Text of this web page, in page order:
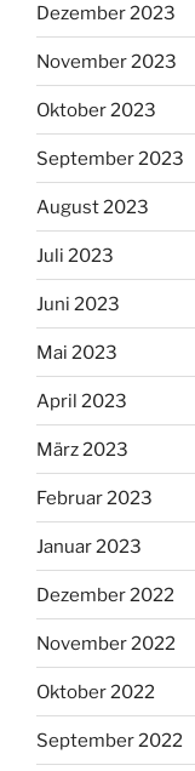
Dezember 2023
November 2023
Oktober 2023
September 2023
August 2023
Juli 2023
Juni 2023
Mai 2023
April 2023
März 2023
Februar 2023
Januar 2023
Dezember 2022
November 2022
Oktober 2022
September 2022